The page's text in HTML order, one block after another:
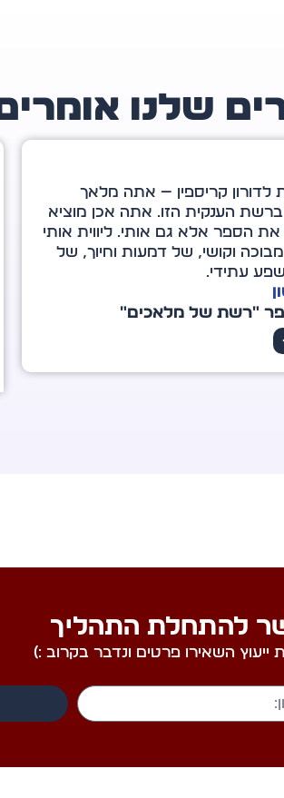
שלנו
כשהייתי בת ארבע־עשרה צפיתי
קניון", שהשפיע רבות על
ממש, כשיצאתי מבית הקולנוע,
אדם לחייך – יש סיבה לכך. לא
זאת באותו הרגע, אלא לעתים רק
"הכוח שבי"
להתחלת התהליך
ייעוץ השאירו פרטים ונדבר בקרוב :)